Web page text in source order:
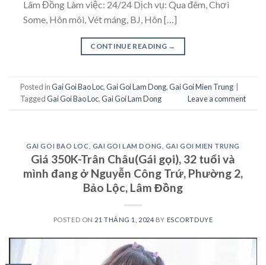
Lâm Đồng Làm việc: 24/24 Dịch vụ: Qua đêm, Chơi
Some, Hôn môi, Vét máng, BJ, Hôn […]
CONTINUE READING →
Posted inGai Goi Bao Loc,Gai Goi Lam Dong,Gai Goi Mien Trung
TaggedGai Goi Bao Loc,Gai Goi Lam Dong Leave a comment
GAI GOI BAO LOC GAI GOI LAM DONG GAI GOI MIEN TRUNG
Giá 350K-Trân Châu(Gái gọi), 32 tuổi và
mình đang ở Nguyễn Công Trứ, Phường 2,
Bảo Lộc, Lâm Đồng
POSTED ON 21 THÁNG 1, 2024 BY ESCORTDUYE